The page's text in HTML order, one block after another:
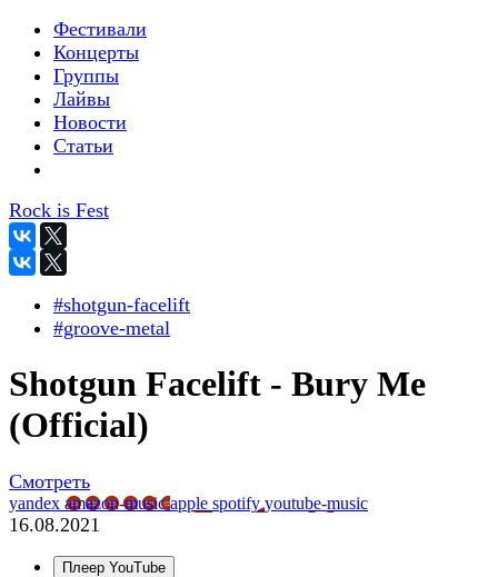
Фестивали
Концерты
Группы
Лайвы
Новости
Статьи
Rock is Fest
#shotgun-facelift
#groove-metal
Shotgun Facelift - Bury Me
(Official)
Смотреть
yandex amazon-musicapple spotifyyoutube-music
16.08.2021
Плеер YouTube